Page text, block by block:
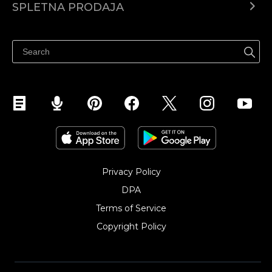
SPLETNA PRODAJA
Prodaja na Instagramu
Privacy Policy
DPA
Terms of Service
Copyright Policy‎